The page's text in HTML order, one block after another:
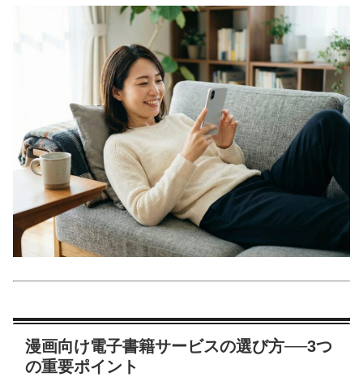
漫画向け電子書籍サービスの選び方──3つ
の重要ポイント